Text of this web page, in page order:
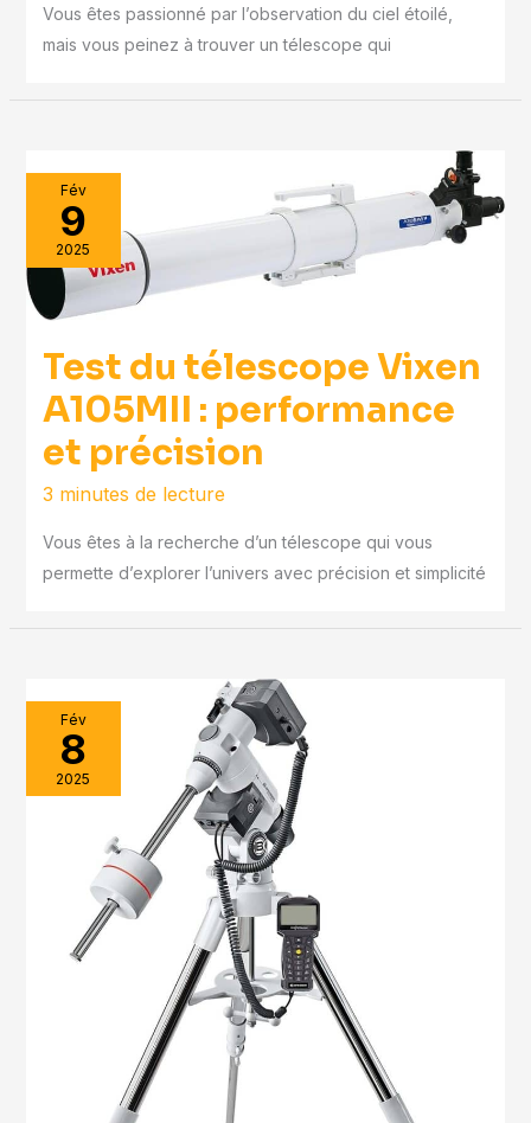
Vous êtes passionné par l’observation du ciel étoilé,
mais vous peinez à trouver un télescope qui
Fév
9
2025
Test du télescope Vixen
A105MII : performance
et précision
3 minutes de lecture
Vous êtes à la recherche d’un télescope qui vous
permette d’explorer l’univers avec précision et simplicité
Fév
8
2025